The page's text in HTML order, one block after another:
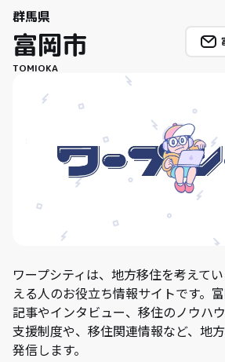
群馬県
富岡市
TOMIOKA
ワープシティは、地方移住を考えて
える人のお役立ち情報サイトです。
記事やインタビュー、移住のノウハ
支援制度や、移住関連情報など、地
発信します。